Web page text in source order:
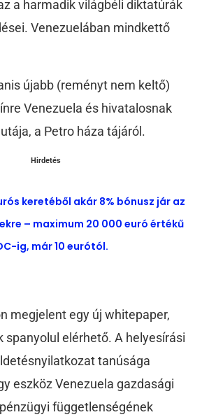
a harmadik világbéli diktatúrák
Venezuelában mindkettő
újabb (reményt nem keltő)
Venezuela és hivatalosnak
a Petro háza tájáról.
Hirdetés
keretéből akár 8% bónusz jár az
– maximum 20 000 euró értékű
ig, már 10 eurótól.
megjelent egy új whitepaper,
spanyolul elérhető. A helyesírási
tanúsága
eszköz Venezuela gazdasági
függetlenségének